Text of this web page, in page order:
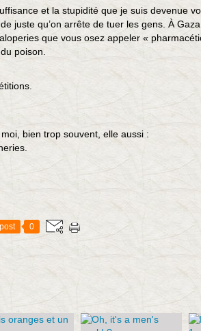
et la stupidité que je suis devenue
juste qu’on arrête de tuer les gens. À
que vous osez appeler «
poison.
bien trop souvent, elle aussi :
0